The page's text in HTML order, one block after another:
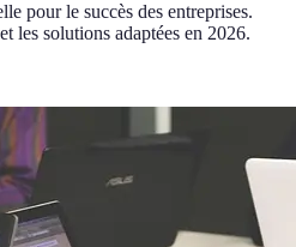
pour le succès des entreprises.
les solutions adaptées en 2026.